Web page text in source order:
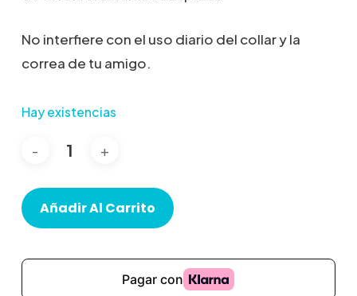
No interfiere con el uso diario del collar y la
correa de tu amigo.
Hay existencias
Añadir Al Carrito